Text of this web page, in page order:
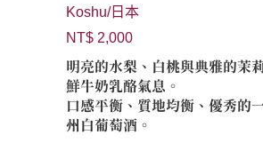
Koshu/日本
NT$ 2,000
明亮的水梨、白桃與典雅的茉
鮮牛奶乳酪氣息。
口感平衡、質地均衡、優秀的
州白葡萄酒。